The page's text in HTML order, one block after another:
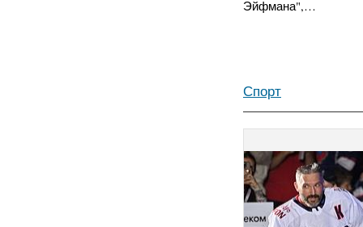
Эйфмана",…
Спорт